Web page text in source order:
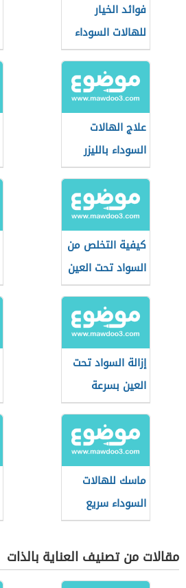
فوائد الخيار
للهالات السوداء
علاج الهالات
السوداء بالليزر
كيفية التخلص من
السواد تحت العين
إزالة السواد تحت
العين بسرعة
ماسك للهالات
السوداء سريع
المفعول
مقالات من تصنيف العناية بالذات